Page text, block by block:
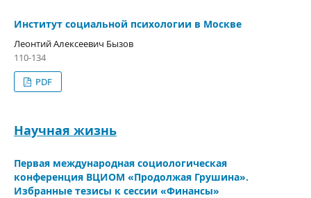
Институт социальной психологии в Москве
Леонтий Алексеевич Бызов
110-134
PDF
Научная жизнь
Первая международная социологическая
конференция ВЦИОМ «Продолжая Грушина».
Избранные тезисы к сессии «Финансы»